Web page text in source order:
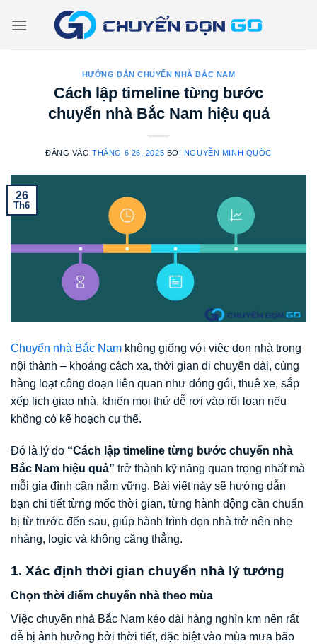
qua
HƯỚNG DẪN CHUYỂN NHÀ BẮC NAM
Cách lập timeline từng bước
chuyển nhà Bắc Nam hiệu quả
ĐĂNG VÀOTHÁNG 6 26, 2025 BỞI NGUYỄN MINH QUỐC
26
Th6
Chuyển nhà Bắc Nam không giống với việc dọn nhà trong
nội thành – khoảng cách xa, thời gian di chuyển dài, cùng
hàng loạt công đoạn liên quan như đóng gói, thuê xe, sắp
xếp lịch giao nhà, khiến mọi thứ dễ rơi vào rối loạn nếu
không có kế hoạch cụ thể.
Đó là lý do “Cách lập timeline từng bước chuyển nhà
Bắc Nam hiệu quả” trở thành kỹ năng quan trọng nhất mà
mỗi gia đình cần nắm vững. Bài viết này sẽ hướng dẫn
bạn chi tiết từng mốc thời gian, từng hành động cần chuẩn
bị từ trước đến sau, giúp hành trình dọn nhà trở nên nhẹ
nhàng, logic và không căng thẳng.
1. Xác định thời gian chuyển nhà lý tưởng
Chọn thời điểm chuyển nhà theo mùa
Việc chuyển nhà Bắc Nam kéo dài hàng nghìn km nên rất
dễ bị ảnh hưởng bởi thời tiết, đặc biệt vào mùa mưa bão